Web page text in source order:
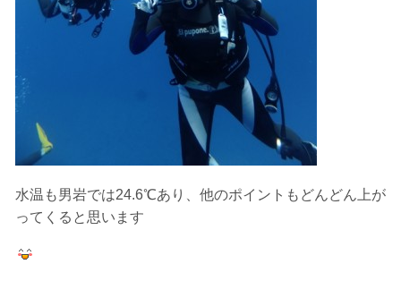
水温も男岩では24.6℃あり、他のポイントもどんどん上が
ってくると思います